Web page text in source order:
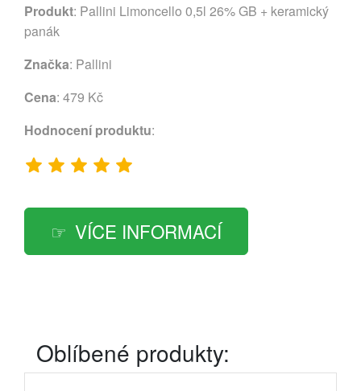
Produkt: Pallini Limoncello 0,5l 26% GB + keramický
panák
Značka: Pallini
Cena: 479 Kč
Hodnocení produktu:
VÍCE INFORMACÍ
Oblíbené produkty: